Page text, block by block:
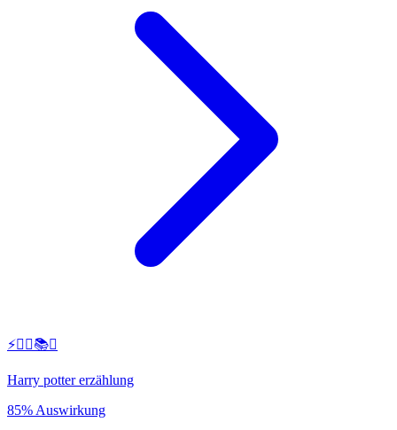
⚡️🧙‍♂️📚✨
Harry potter erzählung
85% Auswirkung